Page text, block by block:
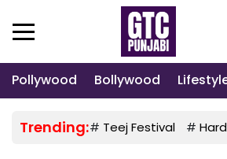
Pollywood Bollywood
Trending:# Teej Festival #